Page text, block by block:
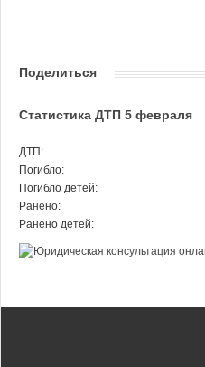
Поделиться
Статистика ДТП 5 февраля
ДТП:
Погибло:
Погибло детей:
Ранено:
Ранено детей: